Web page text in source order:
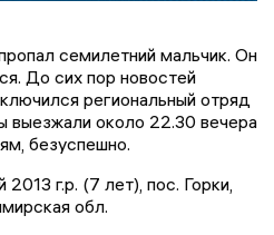
семилетний мальчик. Он
До сих пор новостей
региональный отряд
выезжали около 22.30 вечера
безуспешно.
г.р. (7 лет), пос. Горки,
обл.